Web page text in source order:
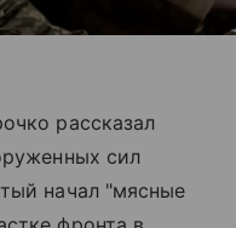
рассказал
сил
начал "мясные